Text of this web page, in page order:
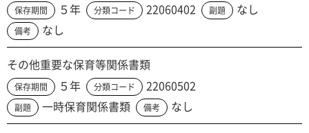
保存期間 ５年 分類コード 22060402 副題 なし
備考 なし
その他重要な保育等関係書類
保存期間 ５年 分類コード 22060502
副題 一時保育関係書類 備考 なし